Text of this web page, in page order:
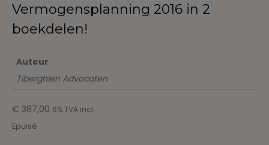
Vermogensplanning 2016 in 2
boekdelen!
Auteur
Tiberghien Advocaten
€ 387,00 6% TVA incl.
Epuisé